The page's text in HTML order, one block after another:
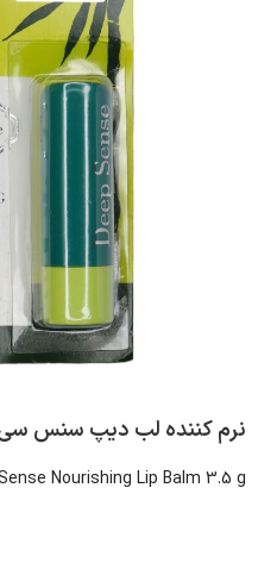
نرم کننده لب دیپ سنس سی گل
Nourishing Lip Balm 3.5 g